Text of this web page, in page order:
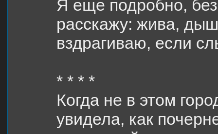
Я еще подробно,
расскажу: жива,
вздрагиваю, если
* * * *
Когда не в этом
увидела, как